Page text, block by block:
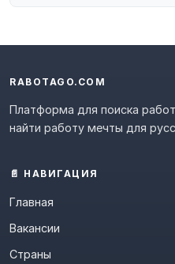
RABOTAGO.COM
Платформа для поиска
найти работу мечты для
📄 НАВИГАЦИЯ
Главная
Вакансии
Страны